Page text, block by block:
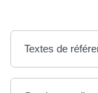
Textes de